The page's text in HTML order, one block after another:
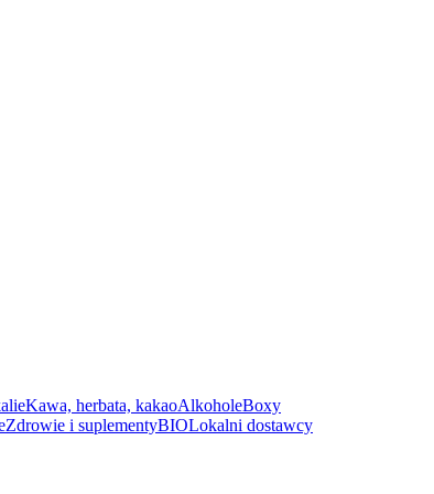
Kawa, herbata, kakaoAlkoholeBoxy
Zdrowie i suplementyBIOLokalni dostawcy